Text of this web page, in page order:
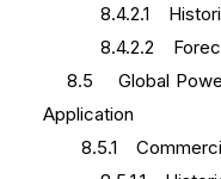
8.4.2.1
8.4.2.2
8.5 Global Power
Application
8.5.1